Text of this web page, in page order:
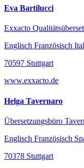
Eva Bartilucci
Exxacto
Englisch Französisch
70597 Stuttgart
www.exxacto.de
Helga Tavernaro
Übersetzungsbüro
Englisch Französisch
70378 Stuttgart